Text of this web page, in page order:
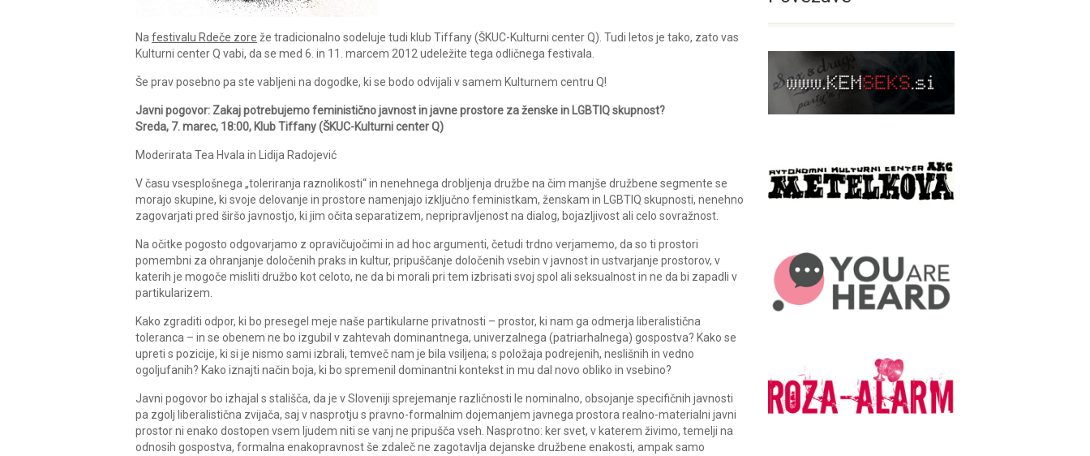
Na festivalu Rdeče zore že tradicionalno sodeluje tudi klub Tiffany (ŠKUC-Kulturni center Q). Tudi letos je tako, zato vas
Kulturni center Q vabi, da se med 6. in 11. marcem 2012 udeležite tega odličnega festivala.
Še prav posebno pa ste vabljeni na dogodke, ki se bodo odvijali v samem Kulturnem centru Q!
Javni pogovor: Zakaj potrebujemo feministično javnost in javne prostore za ženske in LGBTIQ skupnost?
Sreda, 7. marec, 18:00, Klub Tiffany (ŠKUC-Kulturni center Q)
Moderirata Tea Hvala in Lidija Radojević
V času vsesplošnega „toleriranja raznolikosti“ in nenehnega drobljenja družbe na čim manjše družbene segmente se
morajo skupine, ki svoje delovanje in prostore namenjajo izključno feministkam, ženskam in LGBTIQ skupnosti, nenehno
zagovarjati pred širšo javnostjo, ki jim očita separatizem, nepripravljenost na dialog, bojazljivost ali celo sovražnost.
Na očitke pogosto odgovarjamo z opravičujočimi in ad hoc argumenti, četudi trdno verjamemo, da so ti prostori
pomembni za ohranjanje določenih praks in kultur, pripuščanje določenih vsebin v javnost in ustvarjanje prostorov, v
katerih je mogoče misliti družbo kot celoto, ne da bi morali pri tem izbrisati svoj spol ali seksualnost in ne da bi zapadli v
partikularizem.
Kako zgraditi odpor, ki bo presegel meje naše partikularne privatnosti – prostor, ki nam ga odmerja liberalistična
toleranca – in se obenem ne bo izgubil v zahtevah dominantnega, univerzalnega (patriarhalnega) gospostva? Kako se
upreti s pozicije, ki si je nismo sami izbrali, temveč nam je bila vsiljena; s položaja podrejenih, neslišnih in vedno
ogoljufanih? Kako iznajti način boja, ki bo spremenil dominantni kontekst in mu dal novo obliko in vsebino?
Javni pogovor bo izhajal s stališča, da je v Sloveniji sprejemanje različnosti le nominalno, obsojanje specifičnih javnosti
pa zgolj liberalistična zvijača, saj v nasprotju s pravno-formalnim dojemanjem javnega prostora realno-materialni javni
prostor ni enako dostopen vsem ljudem niti se vanj ne pripušča vseh. Nasprotno: ker svet, v katerem živimo, temelji na
odnosih gospostva, formalna enakopravnost še zdaleč ne zagotavlja dejanske družbene enakosti, ampak samo